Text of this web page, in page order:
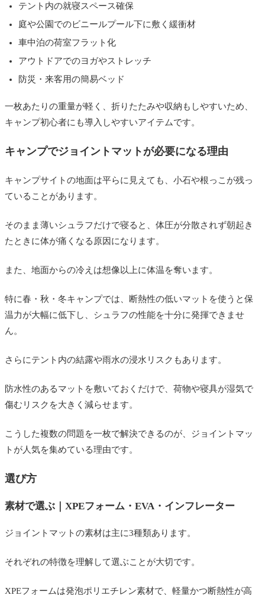
テント内の就寝スペース確保
庭や公園でのビニールプール下に敷く緩衝材
車中泊の荷室フラット化
アウトドアでのヨガやストレッチ
防災・来客用の簡易ベッド
一枚あたりの重量が軽く、折りたたみや収納もしやすいため、
キャンプ初心者にも導入しやすいアイテムです。
キャンプでジョイントマットが必要になる理由
キャンプサイトの地面は平らに見えても、小石や根っこが残っ
ていることがあります。
そのまま薄いシュラフだけで寝ると、体圧が分散されず朝起き
たときに体が痛くなる原因になります。
また、地面からの冷えは想像以上に体温を奪います。
特に春・秋・冬キャンプでは、断熱性の低いマットを使うと保
温力が大幅に低下し、シュラフの性能を十分に発揮できませ
ん。
さらにテント内の結露や雨水の浸水リスクもあります。
防水性のあるマットを敷いておくだけで、荷物や寝具が湿気で
傷むリスクを大きく減らせます。
こうした複数の問題を一枚で解決できるのが、ジョイントマッ
トが人気を集めている理由です。
選び方
素材で選ぶ｜XPEフォーム・EVA・インフレーター
ジョイントマットの素材は主に3種類あります。
それぞれの特徴を理解して選ぶことが大切です。
XPEフォームは発泡ポリエチレン素材で、軽量かつ断熱性が高